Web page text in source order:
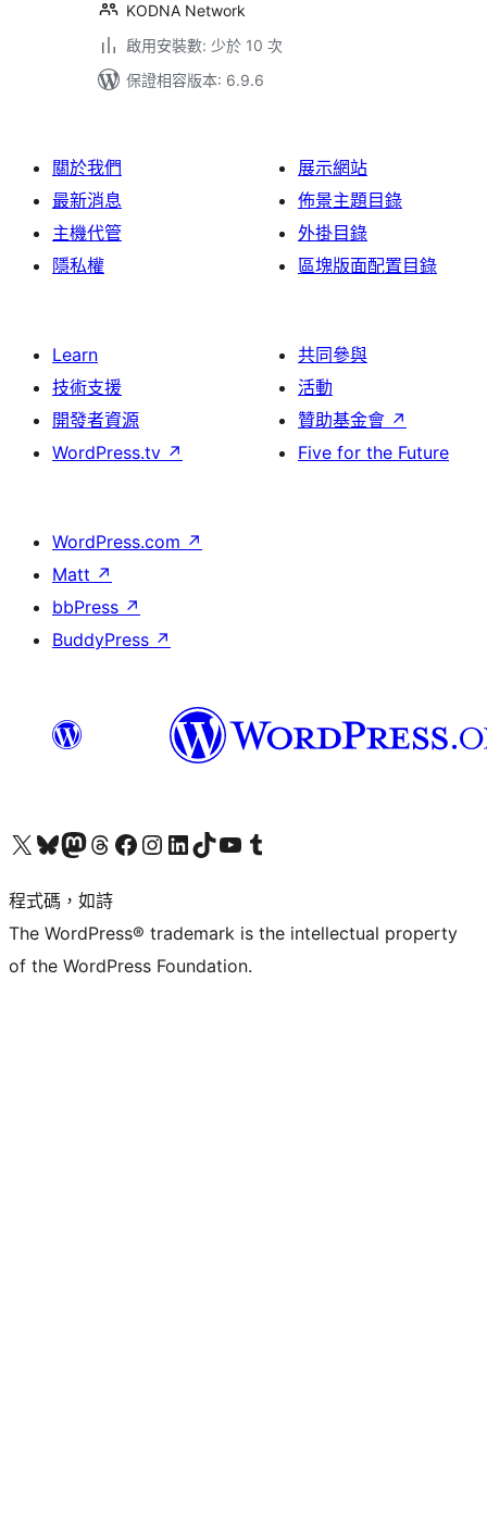
KODNA Network
啟用安裝數: 少於 10 次
保證相容版本: 6.9.6
關於我們
最新消息
主機代管
隱私權
展示網站
佈景主題目錄
外掛目錄
區塊版面配置目錄
Learn
技術支援
開發者資源
WordPress.tv ↗
共同參與
活動
贊助基金會 ↗
Five for the Future
WordPress.com ↗
Matt ↗
bbPress ↗
BuddyPress ↗
查看我們的 X (之前的 Twitter) 帳號造訪我們的 Bluesky 帳號造訪我們的 Mastodon 帳號造訪我們的 Threads 帳號 造訪我們的 Facebook 粉絲專頁Visit our Instagram account
Visit our LinkedIn account
造訪我們的 TikTok 帳號Visit our YouTube channel
造訪我們的 Tumblr 帳號
程式碼，如詩
The WordPress® trademark is the intellectual property
of the WordPress Foundation.